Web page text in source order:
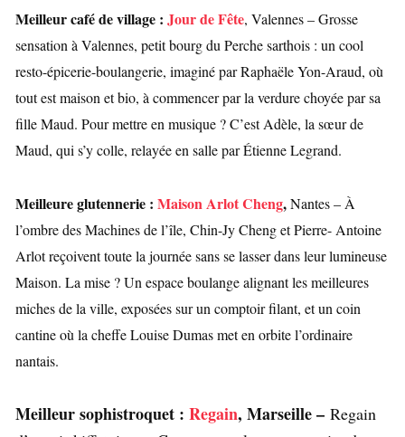
Meilleur café de village : Jour de Fête, Valennes – Grosse
sensation à Valennes, petit bourg du Perche sarthois : un cool
resto-épicerie-boulangerie, imaginé par Raphaële Yon-Araud, où
tout est maison et bio, à commencer par la verdure choyée par sa
fille Maud. Pour mettre en musique ? C’est Adèle, la sœur de
Maud, qui s’y colle, relayée en salle par Étienne Legrand.
Meilleure glutennerie : Maison Arlot Cheng,Nantes – À
l’ombre des Machines de l’île, Chin-Jy Cheng et Pierre- Antoine
Arlot reçoivent toute la journée sans se lasser dans leur lumineuse
Maison. La mise ? Un espace boulange alignant les meilleures
miches de la ville, exposées sur un comptoir filant, et un coin
cantine où la cheffe Louise Dumas met en orbite l’ordinaire
nantais.
Meilleur sophistroquet : Regain, Marseille – Regain